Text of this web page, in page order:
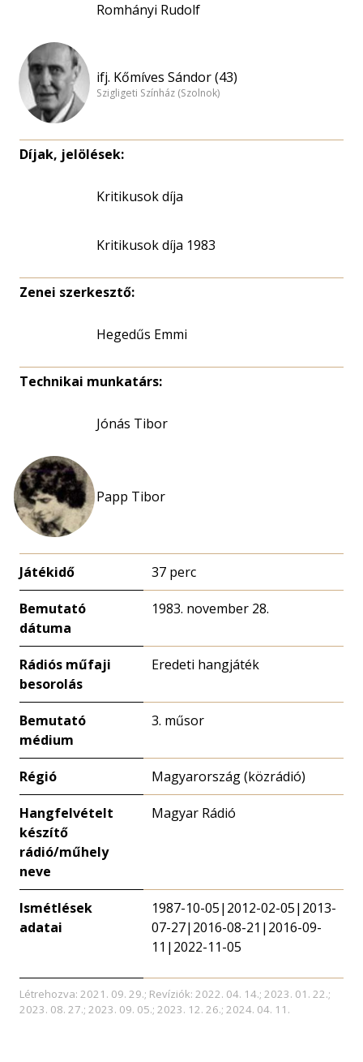
Romhányi Rudolf
ifj. Kőmíves Sándor (43)
Szigligeti Színház (Szolnok)
Díjak, jelölések:
Kritikusok díja
Kritikusok díja 1983
Zenei szerkesztő:
Hegedűs Emmi
Technikai munkatárs:
Jónás Tibor
Papp Tibor
Játékidő 37 perc
Bemutató
dátuma
1983. november 28.
Rádiós műfaji
besorolás
Eredeti hangjáték
Bemutató
médium
3. műsor
Régió Magyarország (közrádió)
Hangfelvételt
készítő
rádió/műhely
neve
Magyar Rádió
Ismétlések
adatai
1987-10-05|2012-02-05|2013-
07-27|2016-08-21|2016-09-
11|2022-11-05
Létrehozva: 2021. 09. 29.; Revíziók: 2022. 04. 14.; 2023. 01. 22.;
2023. 08. 27.; 2023. 09. 05.; 2023. 12. 26.; 2024. 04. 11.